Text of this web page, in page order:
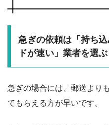
急ぎの依頼は「持ち
ドが速い」業者を選ぶ
急ぎの場合には、郵送より
てもらえる方が早いです。